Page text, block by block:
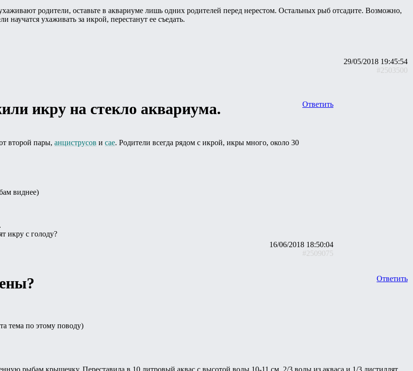
родители, оставьте в аквариуме лишь одних родителей перед нерестом. Остальных рыб отсадите. Возможно,
научатся ухаживать за икрой, перестанут ее съедать.
29/05/2018 19:45:54
#2503500
Ответить
икру на стекло аквариума.
второй пары, анциструсов и сае. Родители всегда рядом с икрой, икры много, около 30
виднее)
икру с голоду?
16/06/2018 18:50:04
#2509075
Ответить
тема по этому поводу)
рыбам крышечку. Переставила в 10 литровый аквас с высотой воды 10-11 см. 2/3 воды из акваса и 1/3 дистиллят.